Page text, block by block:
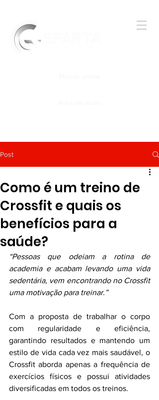
Post
Como é um treino de
Crossfit e quais os
benefícios para a
saúde?
“Pessoas que odeiam a rotina de
academia e acabam levando uma vida
sedentária, vem encontrando no Crossfit
uma motivação para treinar.”
Com a proposta de trabalhar o corpo
com regularidade e eficiência,
garantindo resultados e mantendo um
estilo de vida cada vez mais saudável, o
Crossfit aborda apenas a frequência de
exercícios físicos e possui atividades
diversificadas em todos os treinos.